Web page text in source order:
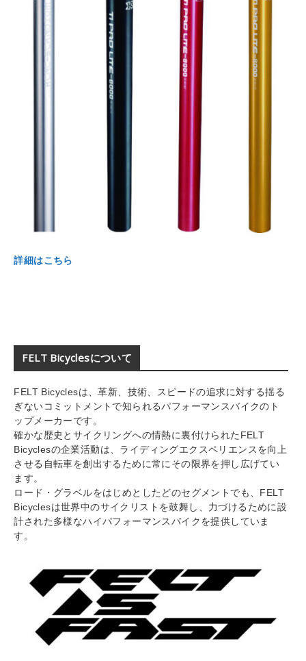
詳細はこちら
FELT Bicyclesについて
FELT Bicyclesは、革新、技術、スピードの追求に対する揺る
ぎないコミットメントで知られるパフォーマンスバイクのト
ップメーカーです。
確かな歴史とサイクリングへの情熱に裏付けられたFELT
Bicyclesの企業活動は、ライディングエクスペリエンスを向上
させる自転車を創出するために常にその限界を押し広げてい
ます。
ロード・グラベルをはじめとしたどのセグメントでも、FELT
Bicyclesは世界中のサイクリストを鼓舞し、力づけるために設
計された多様なハイパフォーマンスバイクを提供していま
す。